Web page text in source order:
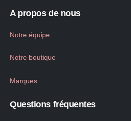
A propos de nous
Notre équipe
Notre boutique
Marques
Questions fréquentes